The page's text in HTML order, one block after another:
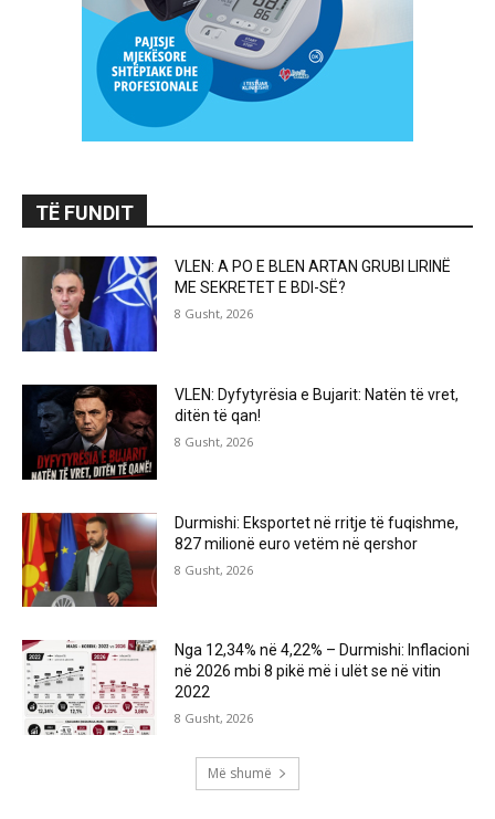
TË FUNDIT
VLEN: A PO E BLEN ARTAN GRUBI LIRINË
ME SEKRETET E BDI-SË?
8 Gusht, 2026
VLEN: Dyfytyrësia e Bujarit: Natën të vret,
ditën të qan!
8 Gusht, 2026
Durmishi: Eksportet në rritje të fuqishme,
827 milionë euro vetëm në qershor
8 Gusht, 2026
Nga 12,34% në 4,22% – Durmishi: Inflacioni
në 2026 mbi 8 pikë më i ulët se në vitin
2022
8 Gusht, 2026
Më shumë